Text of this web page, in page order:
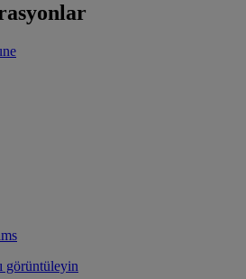
görüntüleyin